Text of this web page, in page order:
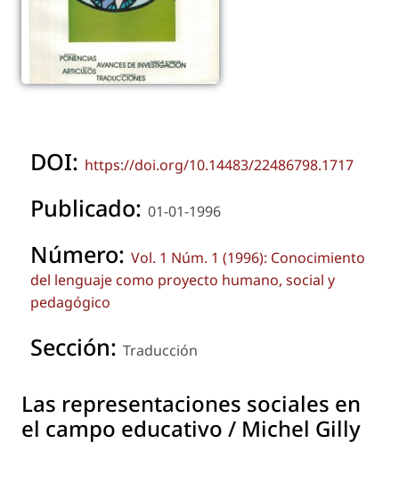
DOI: https://doi.org/10.14483/22486798.1717
Publicado: 01-01-1996
Número: Vol. 1 Núm. 1 (1996): Conocimiento
del lenguaje como proyecto humano, social y
pedagógico
Sección: Traducción
Las representaciones sociales en
el campo educativo / Michel Gilly